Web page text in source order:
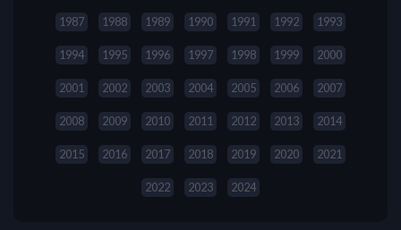
1987 1988 1989 1990 1991 1992 1993
1994 1995 1996 1997 1998 1999 2000
2001 2002 2003 2004 2005 2006 2007
2008 2009 2010 2011 2012 2013 2014
2015 2016 2017 2018 2019 2020 2021
2022 2023 2024